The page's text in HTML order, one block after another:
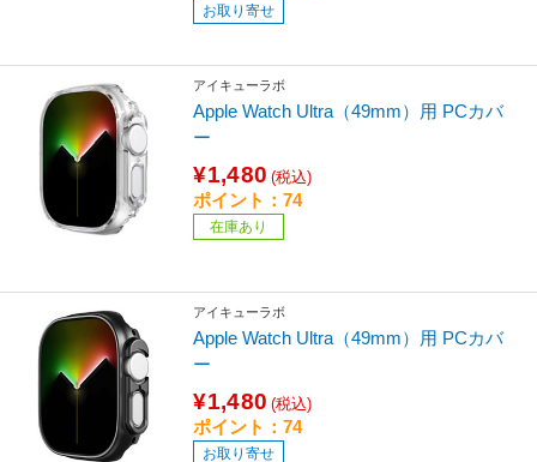
お取り寄せ
アイキューラボ
Apple Watch Ultra（49mm）用 PCカバ
ー
¥1,480 (税込)
ポイント：74
在庫あり
アイキューラボ
Apple Watch Ultra（49mm）用 PCカバ
ー
¥1,480 (税込)
ポイント：74
お取り寄せ